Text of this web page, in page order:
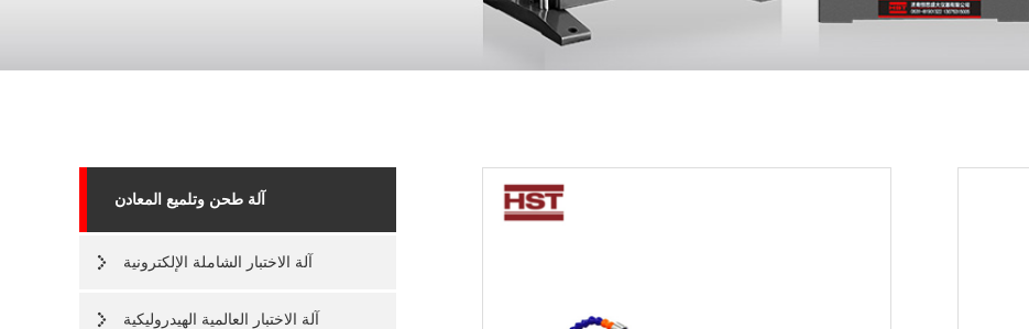
آلة طحن وتلميع المعادن
آلة الاختبار الشاملة الإلكترونية
آلة الاختبار العالمية الهيدروليكية